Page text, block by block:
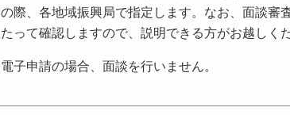
の際、各地域振興局で指定します。なお、面談審
たって確認しますので、説明できる方がお越しく
電子申請の場合、面談を行いません。